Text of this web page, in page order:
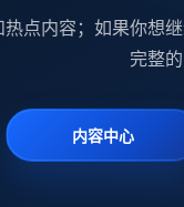
点内容；如果你想
完整
内容中心